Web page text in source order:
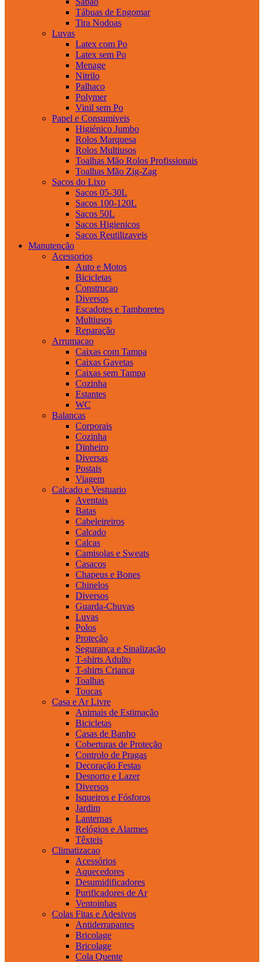
Tábuas de Engomar
Tira Nodoas
Luvas
Latex com Po
Latex sem Po
Menage
Nitrilo
Palhaco
Polymer
Vinil sem Po
Papel e Consumiveis
Higiénico Jumbo
Rolos Marquesa
Rolos Multiusos
Toalhas Mão Rolos Profissionais
Toalhas Mão Zig-Zag
Sacos do Lixo
Sacos 05-30L
Sacos 100-120L
Sacos 50L
Sacos Higienicos
Sacos Reutilizaveis
Manutenção
Acessorios
Auto e Motos
Bicicletas
Construcao
Diversos
Escadotes e Tamboretes
Multiusos
Reparação
Arrumacao
Caixas com Tampa
Caixas Gavetas
Caixas sem Tampa
Cozinha
Estantes
WC
Balancas
Corporais
Cozinha
Dinheiro
Diversas
Postais
Viagem
Calcado e Vestuario
Aventais
Batas
Cabeleireiros
Calcado
Calcas
Camisolas e Sweats
Casacos
Chapeus e Bones
Chinelos
Diversos
Guarda-Chuvas
Luvas
Polos
Proteção
Segurança e Sinalização
T-shirts Adulto
T-shirts Crianca
Toalhas
Toucas
Casa e Ar Livre
Animais de Estimação
Bicicletas
Casas de Banho
Coberturas de Proteção
Controlo de Pragas
Decoração Festas
Desporto e Lazer
Diversos
Isqueiros e Fósforos
Jardim
Lanternas
Relógios e Alarmes
Têxteis
Climatizacao
Acessórios
Aquecedores
Desumidificadores
Purificadores de Ar
Ventoinhas
Colas Fitas e Adesivos
Antiderrapantes
Bricolage
Bricolage
Cola Quente